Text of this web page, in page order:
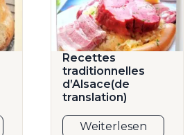
Recettes
traditionnelles
d’Alsace(de
translation)
Weiterlesen